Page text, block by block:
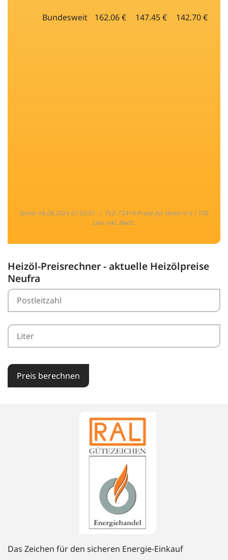
Bundesweit 162.06 € 147.45 € 142.70 €
Stand: 08.08.2026 07:05:01 | PLZ: 72419 Preise für Heizöl in € / 100
Liter inkl. MwSt.
Heizöl-Preisrechner - aktuelle Heizölpreise
Neufra
Preis berechnen
Das Zeichen für den sicheren Energie-Einkauf